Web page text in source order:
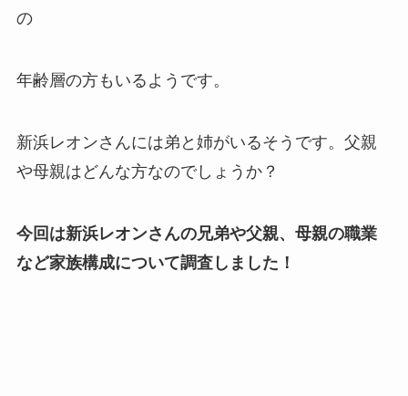
の
年齢層の方もいるようです。
新浜レオンさんには弟と姉がいるそうです。父親
や母親はどんな方なのでしょうか？
今回は新浜レオンさんの兄弟や父親、母親の職業
など家族構成について調査しました！